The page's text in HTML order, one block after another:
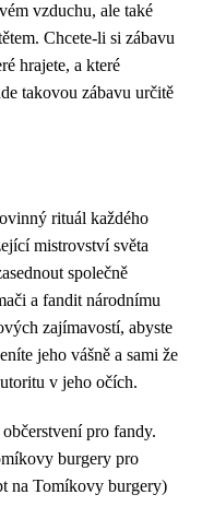
vzduchu, ale také
Chcete-li si zábavu
hrajete, a které
takovou zábavu určitě
rituál každého
mistrovství světa
společně
a fandit národnímu
zajímavostí, abyste
jeho vášně a sami že
v jeho očích.
pro fandy.
burgery pro
na Tomíkovy burgery)